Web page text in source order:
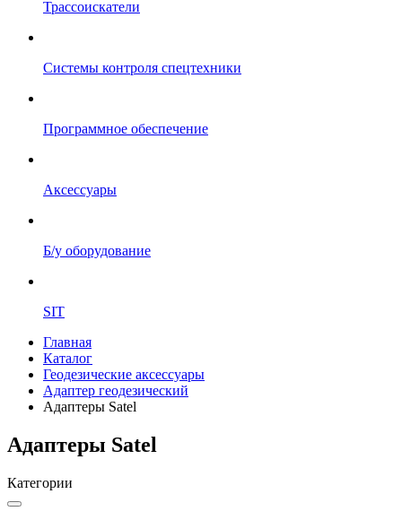
Трассоискатели
Системы контроля спецтехники
Программное обеспечение
Аксессуары
Б/у оборудование
SIT
Главная
Каталог
Геодезические аксессуары
Адаптер геодезический
Адаптеры Satel
Адаптеры Satel
Категории